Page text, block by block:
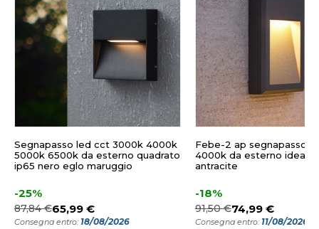
Segnapasso led cct 3000k 4000k
5000k 6500k da esterno quadrato
ip65 nero eglo maruggio
-25%
87,84 €65,99 €
Consegna entro: 18/08/2026
Febe-2 ap segnapasso
4000k da esterno ideal
antracite
-18%
91,50 €74,99 €
Consegna entro: 11/08/2026